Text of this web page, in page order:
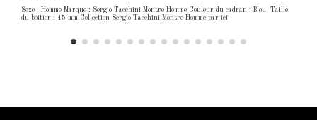
Sexe : Homme Marque : Sergio Tacchini Montre Homme Couleur du cadran : Bleu Taille
du boîtier : 45 mm Collection Sergio Tacchini Montre Homme par ici